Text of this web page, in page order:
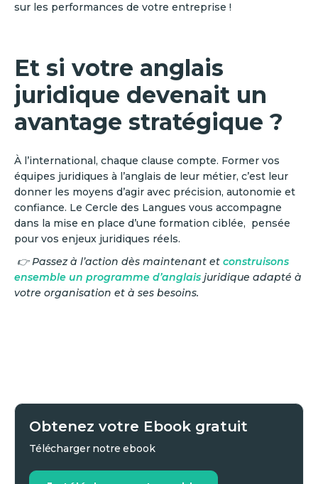
sur les performances de votre entreprise !
Et si votre anglais
juridique devenait un
avantage stratégique ?
À l’international, chaque clause compte. Former vos
équipes juridiques à l’anglais de leur métier, c’est leur
donner les moyens d’agir avec précision, autonomie et
confiance. Le Cercle des Langues vous accompagne
dans la mise en place d’une formation ciblée, pensée
pour vos enjeux juridiques réels.
👉 Passez à l’action dès maintenant et construisons
ensemble un programme d’anglais juridique adapté à
votre organisation et à ses besoins.
Obtenez votre Ebook gratuit
Télécharger notre ebook